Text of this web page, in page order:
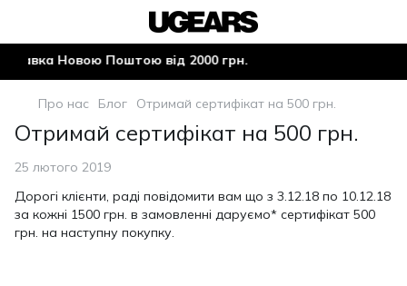
Новою Поштою від 2000 грн.
Про нас Блог Отримай сертифікат на 500 грн.
Отримай сертифікат на 500 грн.
25 лютого 2019
Дорогі клієнти, раді повідомити вам що з 3.12.18 по 10.12.18
за кожні 1500 грн. в замовленні даруємо* сертифікат 500
грн. на наступну покупку.